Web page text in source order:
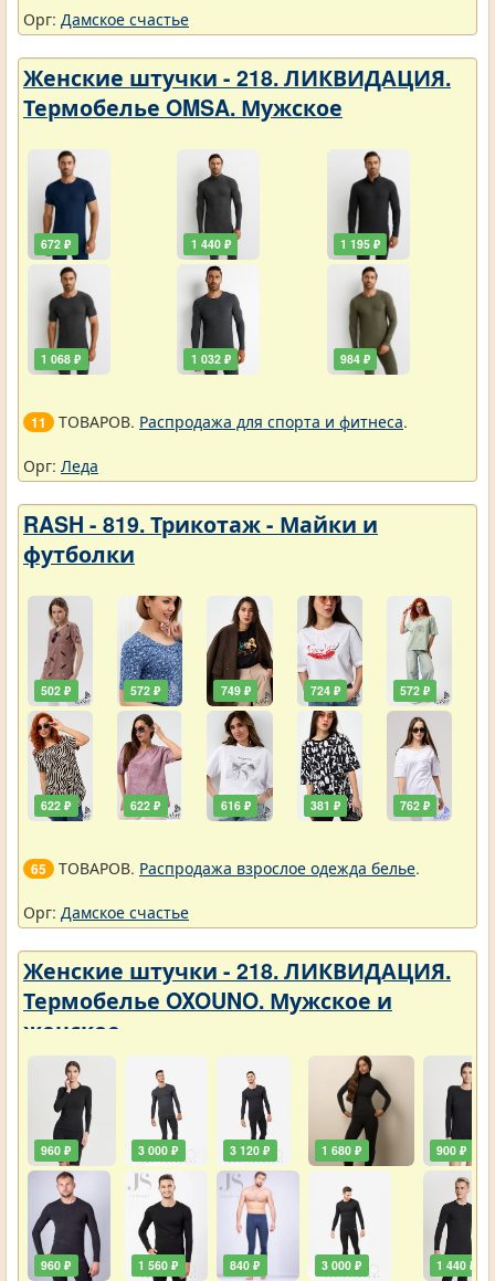
Орг: Дамское счастье
Женские штучки - 218. ЛИКВИДАЦИЯ.
Термобелье OMSA. Мужское
672 ₽
1 068 ₽
1 440 ₽
1 032 ₽
1 195 ₽
984 ₽
11 ТОВАРОВ. Распродажа для спорта и фитнеса.
Орг: Леда
RASH - 819. Трикотаж - Майки и
футболки
502 ₽
622 ₽
572 ₽
622 ₽
749 ₽
616 ₽
724 ₽
381 ₽
572 ₽
762 ₽
65 ТОВАРОВ. Распродажа взрослое одежда белье.
Орг: Дамское счастье
Женские штучки - 218. ЛИКВИДАЦИЯ.
Термобелье OXOUNO. Мужское и
женское
960 ₽
960 ₽
3 000 ₽
1 560 ₽
3 120 ₽
840 ₽
1 680 ₽
3 000 ₽
900 ₽
1 440 ₽